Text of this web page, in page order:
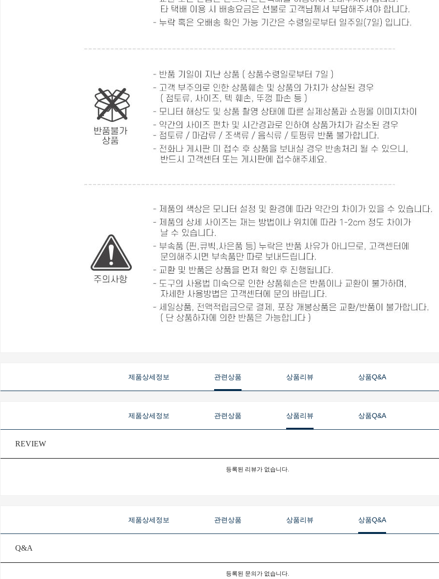
제품상세정보 관련상품 상품리뷰 상품Q&A
제품상세정보 관련상품 상품리뷰 상품Q&A
REVIEW
등록된 리뷰가 없습니다.
제품상세정보 관련상품 상품리뷰 상품Q&A
Q&A
등록된 문의가 없습니다.